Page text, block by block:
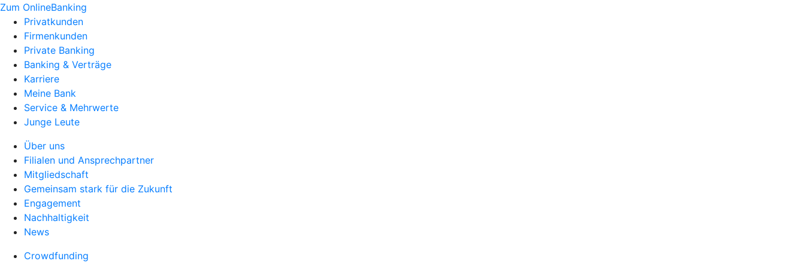
Zum OnlineBanking
Privatkunden
Firmenkunden
Private Banking
Banking & Verträge
Karriere
Meine Bank
Service & Mehrwerte
Junge Leute
Über uns
Filialen und Ansprechpartner
Mitgliedschaft
Gemeinsam stark für die Zukunft
Engagement
Nachhaltigkeit
News
Crowdfunding